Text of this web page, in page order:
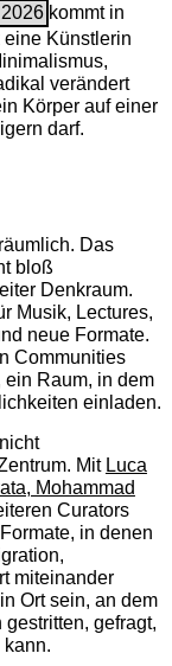
kommt in
eine Künstlerin
verändert
Körper auf einer
darf.
Das
bloß
Denkraum.
Musik, Lectures,
neue Formate.
Communities
Raum, in dem
einladen.
Mit Luca
Mohammad
Curators
in denen
miteinander
Ort sein, an dem
gefragt,